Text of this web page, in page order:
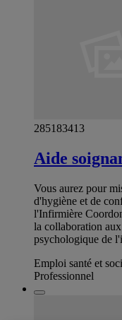
285183413
Aide
Vous aurez pour
d'hygiène et de
l'Infirmière
la collaboration
psychologique de
Emploi santé et
Professionnel